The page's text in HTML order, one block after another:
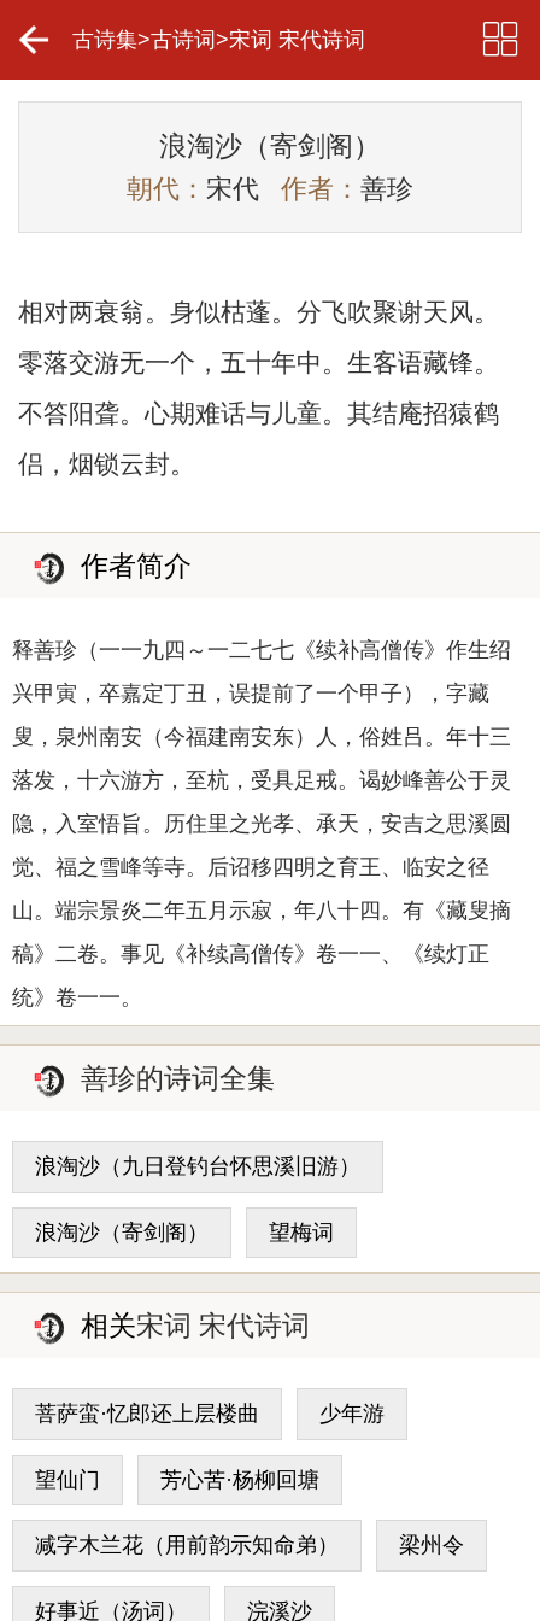
古诗集>古诗词 >宋词 宋代诗词
浪淘沙（寄剑阁）
朝代： 宋代 作者： 善珍
相对两衰翁。身似枯蓬。分飞吹聚谢天风。
零落交游无一个，五十年中。生客语藏锋。
不答阳聋。心期难话与儿童。其结庵招猿鹤
侣，烟锁云封。
作者简介
释善珍（一一九四～一二七七《续补高僧传》作生绍
兴甲寅，卒嘉定丁丑，误提前了一个甲子），字藏
叟，泉州南安（今福建南安东）人，俗姓吕。年十三
落发，十六游方，至杭，受具足戒。谒妙峰善公于灵
隐，入室悟旨。历住里之光孝、承天，安吉之思溪圆
觉、福之雪峰等寺。后诏移四明之育王、临安之径
山。端宗景炎二年五月示寂，年八十四。有《藏叟摘
稿》二卷。事见《补续高僧传》卷一一、《续灯正
统》卷一一。
善珍的诗词全集
浪淘沙（九日登钓台怀思溪旧游）
浪淘沙（寄剑阁） 望梅词
相关宋词 宋代诗词
菩萨蛮·忆郎还上层楼曲 少年游
望仙门 芳心苦·杨柳回塘
减字木兰花（用前韵示知命弟） 梁州令
好事近（汤词） 浣溪沙